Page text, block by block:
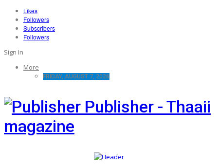
Likes
Followers
Subscribers
Followers
Sign In
More
FRIDAY, AUGUST 7, 2026
Publisher - Thaaii
magazine